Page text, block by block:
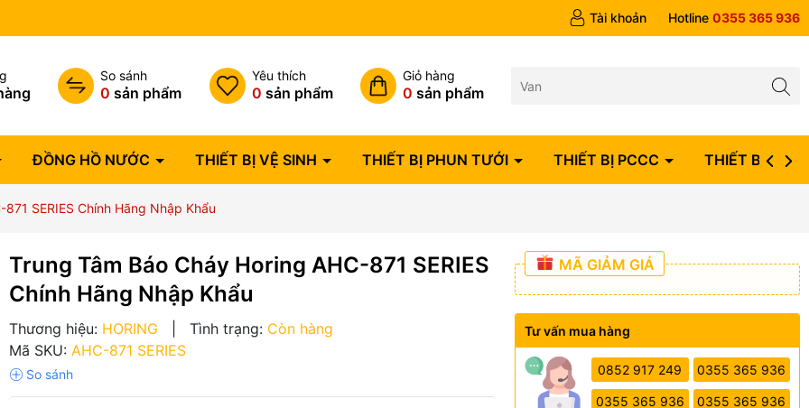
Tài khoản Hotline 0355 365 936
So sánh
0 sản phẩm
Yêu thích
0 sản phẩm
Giỏ hàng
0 sản phẩm
ĐỒNG HỒ NƯỚC THIẾT BỊ VỆ SINH THIẾT BỊ PHUN TƯỚI THIẾT BỊ PCCC THIẾT BỊ ĐIỆN
SERIES Chính Hãng Nhập Khẩu
Trung Tâm Báo Cháy Horing AHC-871 SERIES
Chính Hãng Nhập Khẩu
Thương hiệu: HORING Tình trạng: Còn hàng
Mã SKU: AHC-871 SERIES
MÃ GIẢM GIÁ
Tư vấn mua hàng
0852 917 249 0355 365 936
0355 365 936 0355 365 936